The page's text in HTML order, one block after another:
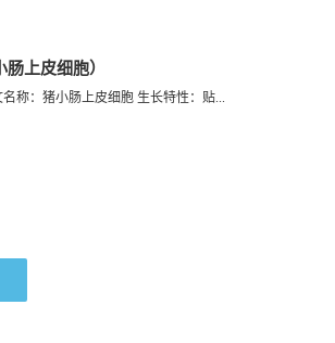
上皮细胞）
称：猪小肠上皮细胞 生长特性：贴...